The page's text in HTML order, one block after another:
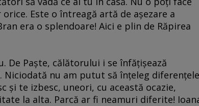
Este o întreagă artă de aşezare a
era o splendoare! Aici e plin de Răpirea
De Paşte, călătorului i se înfăţişează
nu am putut să înţeleg diferenţele
şi te izbesc, uneori, cu această ocazie,
la alta. Parcă ar fi neamuri diferite!